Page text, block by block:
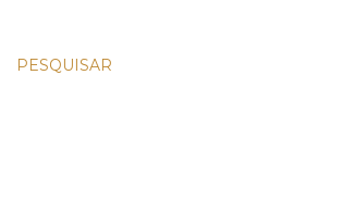
PESQUISAR